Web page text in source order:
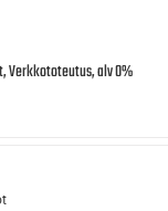
Verkkototeutus, alv 0%